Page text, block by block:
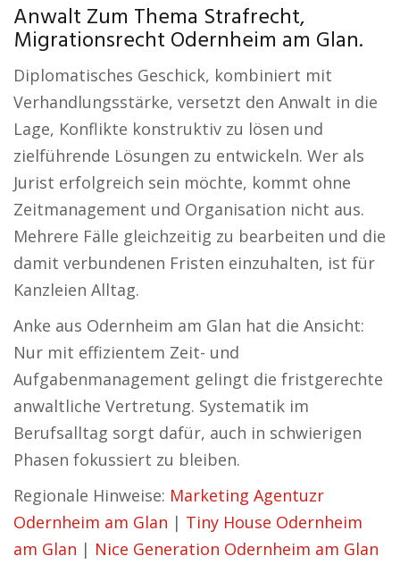
Anwalt Zum Thema Strafrecht,
Migrationsrecht Odernheim am Glan.
Diplomatisches Geschick, kombiniert mit
Verhandlungsstärke, versetzt den Anwalt in die
Lage, Konflikte konstruktiv zu lösen und
zielführende Lösungen zu entwickeln. Wer als
Jurist erfolgreich sein möchte, kommt ohne
Zeitmanagement und Organisation nicht aus.
Mehrere Fälle gleichzeitig zu bearbeiten und die
damit verbundenen Fristen einzuhalten, ist für
Kanzleien Alltag.
Anke aus Odernheim am Glan hat die Ansicht:
Nur mit effizientem Zeit- und
Aufgabenmanagement gelingt die fristgerechte
anwaltliche Vertretung. Systematik im
Berufsalltag sorgt dafür, auch in schwierigen
Phasen fokussiert zu bleiben.
Regionale Hinweise: Marketing Agentuzr
Odernheim am Glan | Tiny House Odernheim
am Glan | Nice Generation Odernheim am Glan